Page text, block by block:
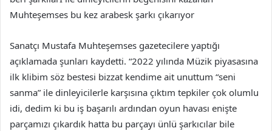
Muhteşemses bu kez arabesk şarkı çıkarıyor
Sanatçı Mustafa Muhteşemses gazetecilere yaptığı
açıklamada şunları kaydetti. “2022 yılında Müzik piyasasına
ilk klibim söz bestesi bizzat kendime ait unuttum “seni
sanma” ile dinleyicilerle karşısına çıktım tepkiler çok olumlu
idi, dedim ki bu iş başarılı ardından oyun havası enişte
parçamızı çıkardık hatta bu parçayı ünlü şarkıcılar bile